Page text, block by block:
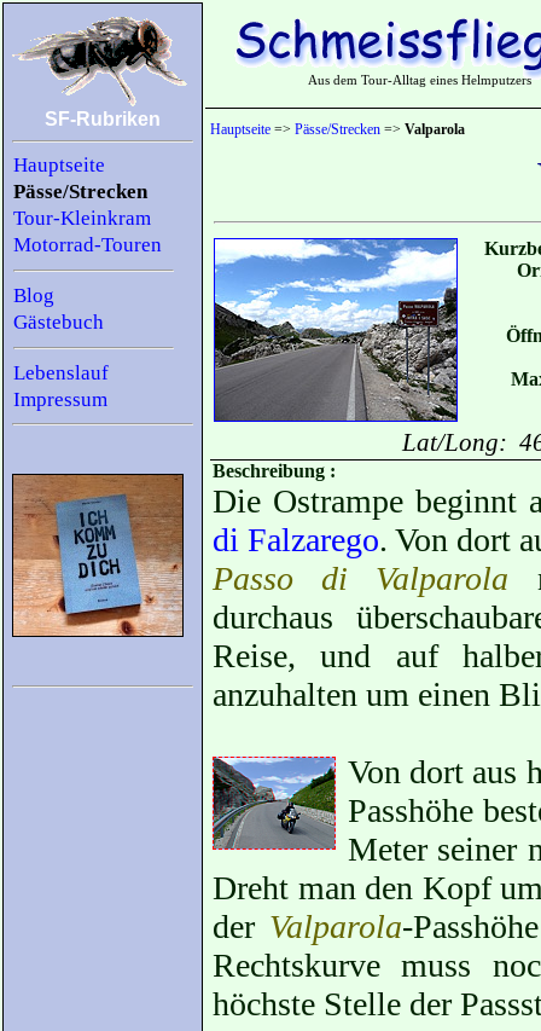
SF-Rubriken
Hauptseite
Pässe/Strecken
Tour-Kleinkram
Motorrad-Touren
Blog
Gästebuch
Lebenslauf
Impressum
Aus dem Tour-Alltag eines Helmputzers
Hauptseite => Pässe/Strecken => Valparola
Lat/Long:
Beschreibung :
Die Ostrampe beginnt
di Falzarego. Von dort
Passo di Valparola
durchaus
Reise, und auf
anzuhalten um einen
Von dort aus
Passhöhe
Meter seiner
Dreht man den Kopf
der Valparola-
Rechtskurve muss
höchste Stelle der